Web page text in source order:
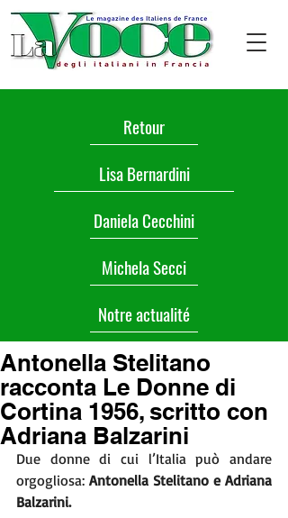
Retour
Lisa Bernardini
Daniela Cecchini
Michela Secci
Notre actualité
Antonella Stelitano
racconta Le Donne di
Cortina 1956, scritto con
Adriana Balzarini
Due donne di cui l’Italia può andare
orgogliosa: Antonella Stelitano e Adriana
Balzarini.